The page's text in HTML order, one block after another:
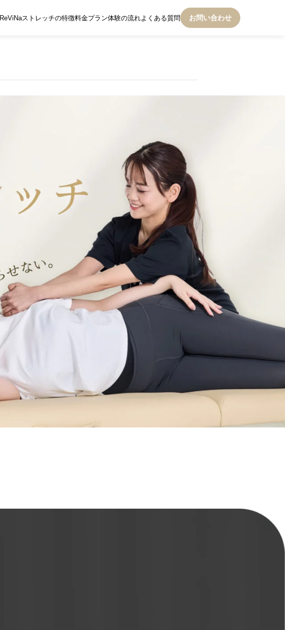
ReViNaストレッチの特徴料金プラン体験の流れよくある質問 お問い合わせ